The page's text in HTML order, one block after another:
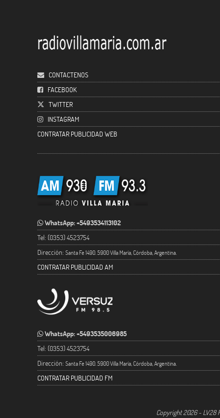
CONTACTENOS
FACEBOOK
TWITTER
INSTAGRAM
CONTRATAR PUBLICIDAD WEB
WhatsApp: +5493534113102
Tel: (0353) 4523754
Dirección: Santa Fe 1490. 5900 Villa María, Córdoba, Argentina.
CONTRATAR PUBLICIDAD AM
WhatsApp: +5493535006985
Tel: (0353) 4523754
Dirección: Santa Fe 1490. 5900 Villa María, Córdoba, Argentina.
CONTRATAR PUBLICIDAD FM
Copyright 2026 - LV28